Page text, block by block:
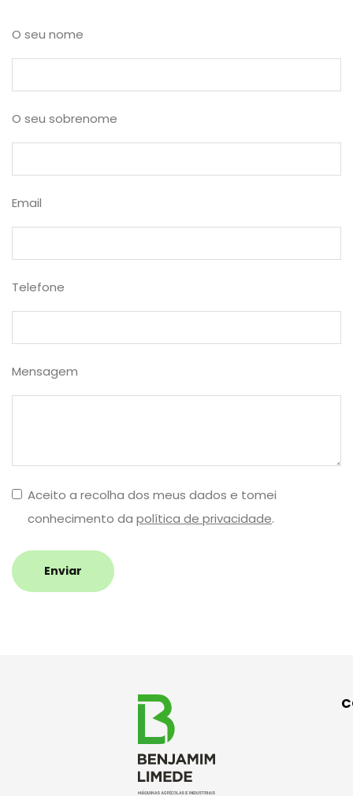
O seu nome
O seu sobrenome
Email
Telefone
Mensagem
Aceito a recolha dos meus dados e tomei
conhecimento da política de privacidade.
Enviar